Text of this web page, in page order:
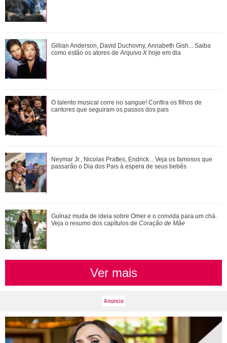
Além de Ariana Grande, confira famosas que já foram
criticadas pelos corpos magros (e rebat...
Ariana Grande faz desabafo em show sobre decisão de
pausar a carreira: Não foi uma reação...
Gillian Anderson, David Duchovny, Annabeth Gish... Saiba
como estão os atores de Arquivo X h...
Novelas, filmes e série... Relembre os papéis marcantes da
carreira de Bruna Marquezine
Gillian Anderson, David Duchovny, Annabeth Gish... Saiba
como estão os atores deArquivo X hoje em dia
O talento musical corre no sangue! Confira os filhos de
cantores que seguiram os passos dos pais
Neymar Jr., Nicolas Prattes, Endrick... Veja os famosos que
passarão o Dia dos Pais à espera de seus bebês
Gulnaz muda de ideia sobre Omer e o convida para um chá.
Veja o resumo dos capítulos de Coração de Mãe
Ver mais